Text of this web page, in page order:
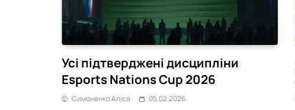
Усі підтверджені дисципліни
Esports Nations Cup 2026
Симоненко Аліса 05.02.2026